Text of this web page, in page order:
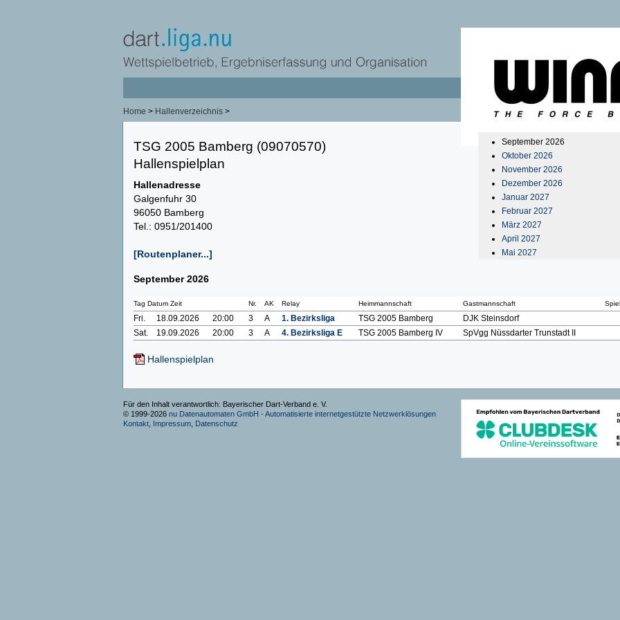
Home > Hallenverzeichnis >
TSG 2005 Bamberg (09070570)
Hallenspielplan
Hallenadresse
Galgenfuhr 30
96050 Bamberg
Tel.: 0951/201400
[Routenplaner...]
September 2026
Oktober 2026
November 2026
Dezember 2026
Januar 2027
Februar 2027
März 2027
April 2027
Mai 2027
September 2026
Tag Datum Zeit Nr. AK Relay Heimmannschaft Gastmannschaft
Fri. 18.09.2026 20:00 3 A 1. Bezirksliga TSG 2005 Bamberg
DJK Steinsdorf
Sat.
19.09.2026 20:00 3 A 4. Bezirksliga E TSG 2005 Bamberg IV SpVgg Nüssdarter Trunstadt II
Hallenspielplan
Für den Inhalt verantwortlich: Bayerischer Dart-Verband e. V.
© 1999-2026 nu Datenautomaten GmbH - Automatisierte internetgestützte Netzwerklösungen
Kontakt Impressum Datenschutz